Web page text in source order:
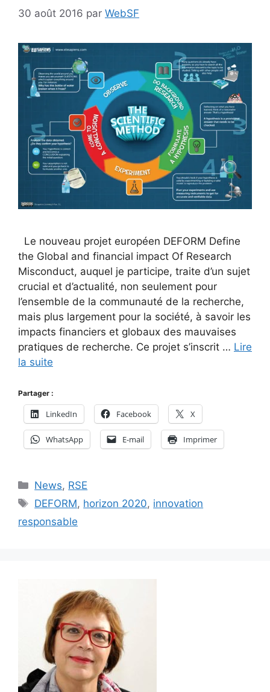
30 août 2016 par WebSF
Le nouveau projet européen DEFORM Define
the Global and financial impact Of Research
Misconduct, auquel je participe, traite d’un sujet
crucial et d’actualité, non seulement pour
l’ensemble de la communauté de la recherche,
mais plus largement pour la société, à savoir les
impacts financiers et globaux des mauvaises
pratiques de recherche. Ce projet s’inscrit … Lire
la suite
Partager :
LinkedIn Facebook X
WhatsApp E-mail Imprimer
Catégories
News, RSE
Étiquettes
DEFORM, horizon 2020, innovation
responsable